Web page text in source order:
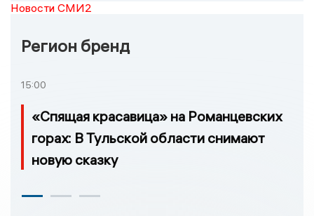
Новости СМИ2
Регион бренд
15:00
«Спящая красавица» на Романцевских
горах: В Тульской области снимают
новую сказку